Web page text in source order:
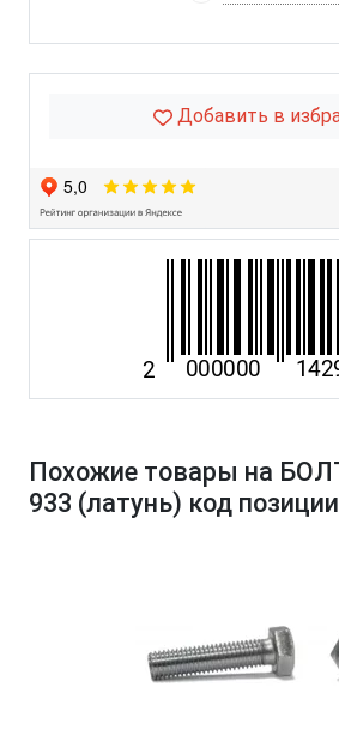
Добавить в
Похожие товары на
933 (латунь) код